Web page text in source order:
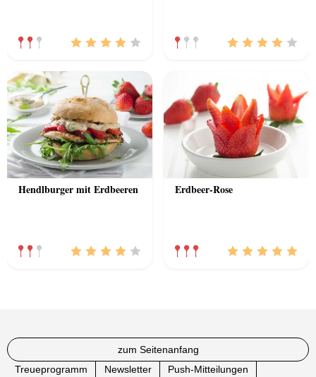
Hendlburger mit Erdbeeren Erdbeer-Rose
zum Seitenanfang
Treueprogramm
Newsletter Push-Mitteilungen